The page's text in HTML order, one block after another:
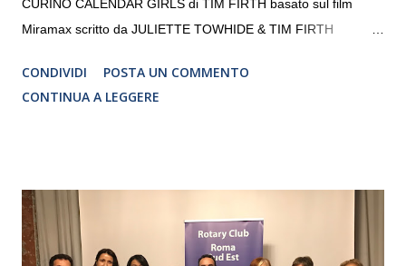
CURINO CALENDAR GIRLS di TIM FIRTH basato sul film
Miramax scritto da JULIETTE TOWHIDE & TIM FIRTH
CRISTINA PEZZOLI
CONDIVIDI
POSTA UN COMMENTO
CONTINUA A LEGGERE